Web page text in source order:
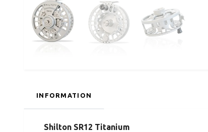
INFORMATION
Shilton SR12 Titanium